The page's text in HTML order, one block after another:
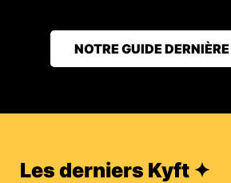
NOTRE GUIDE
Les derniers Kyft ✦